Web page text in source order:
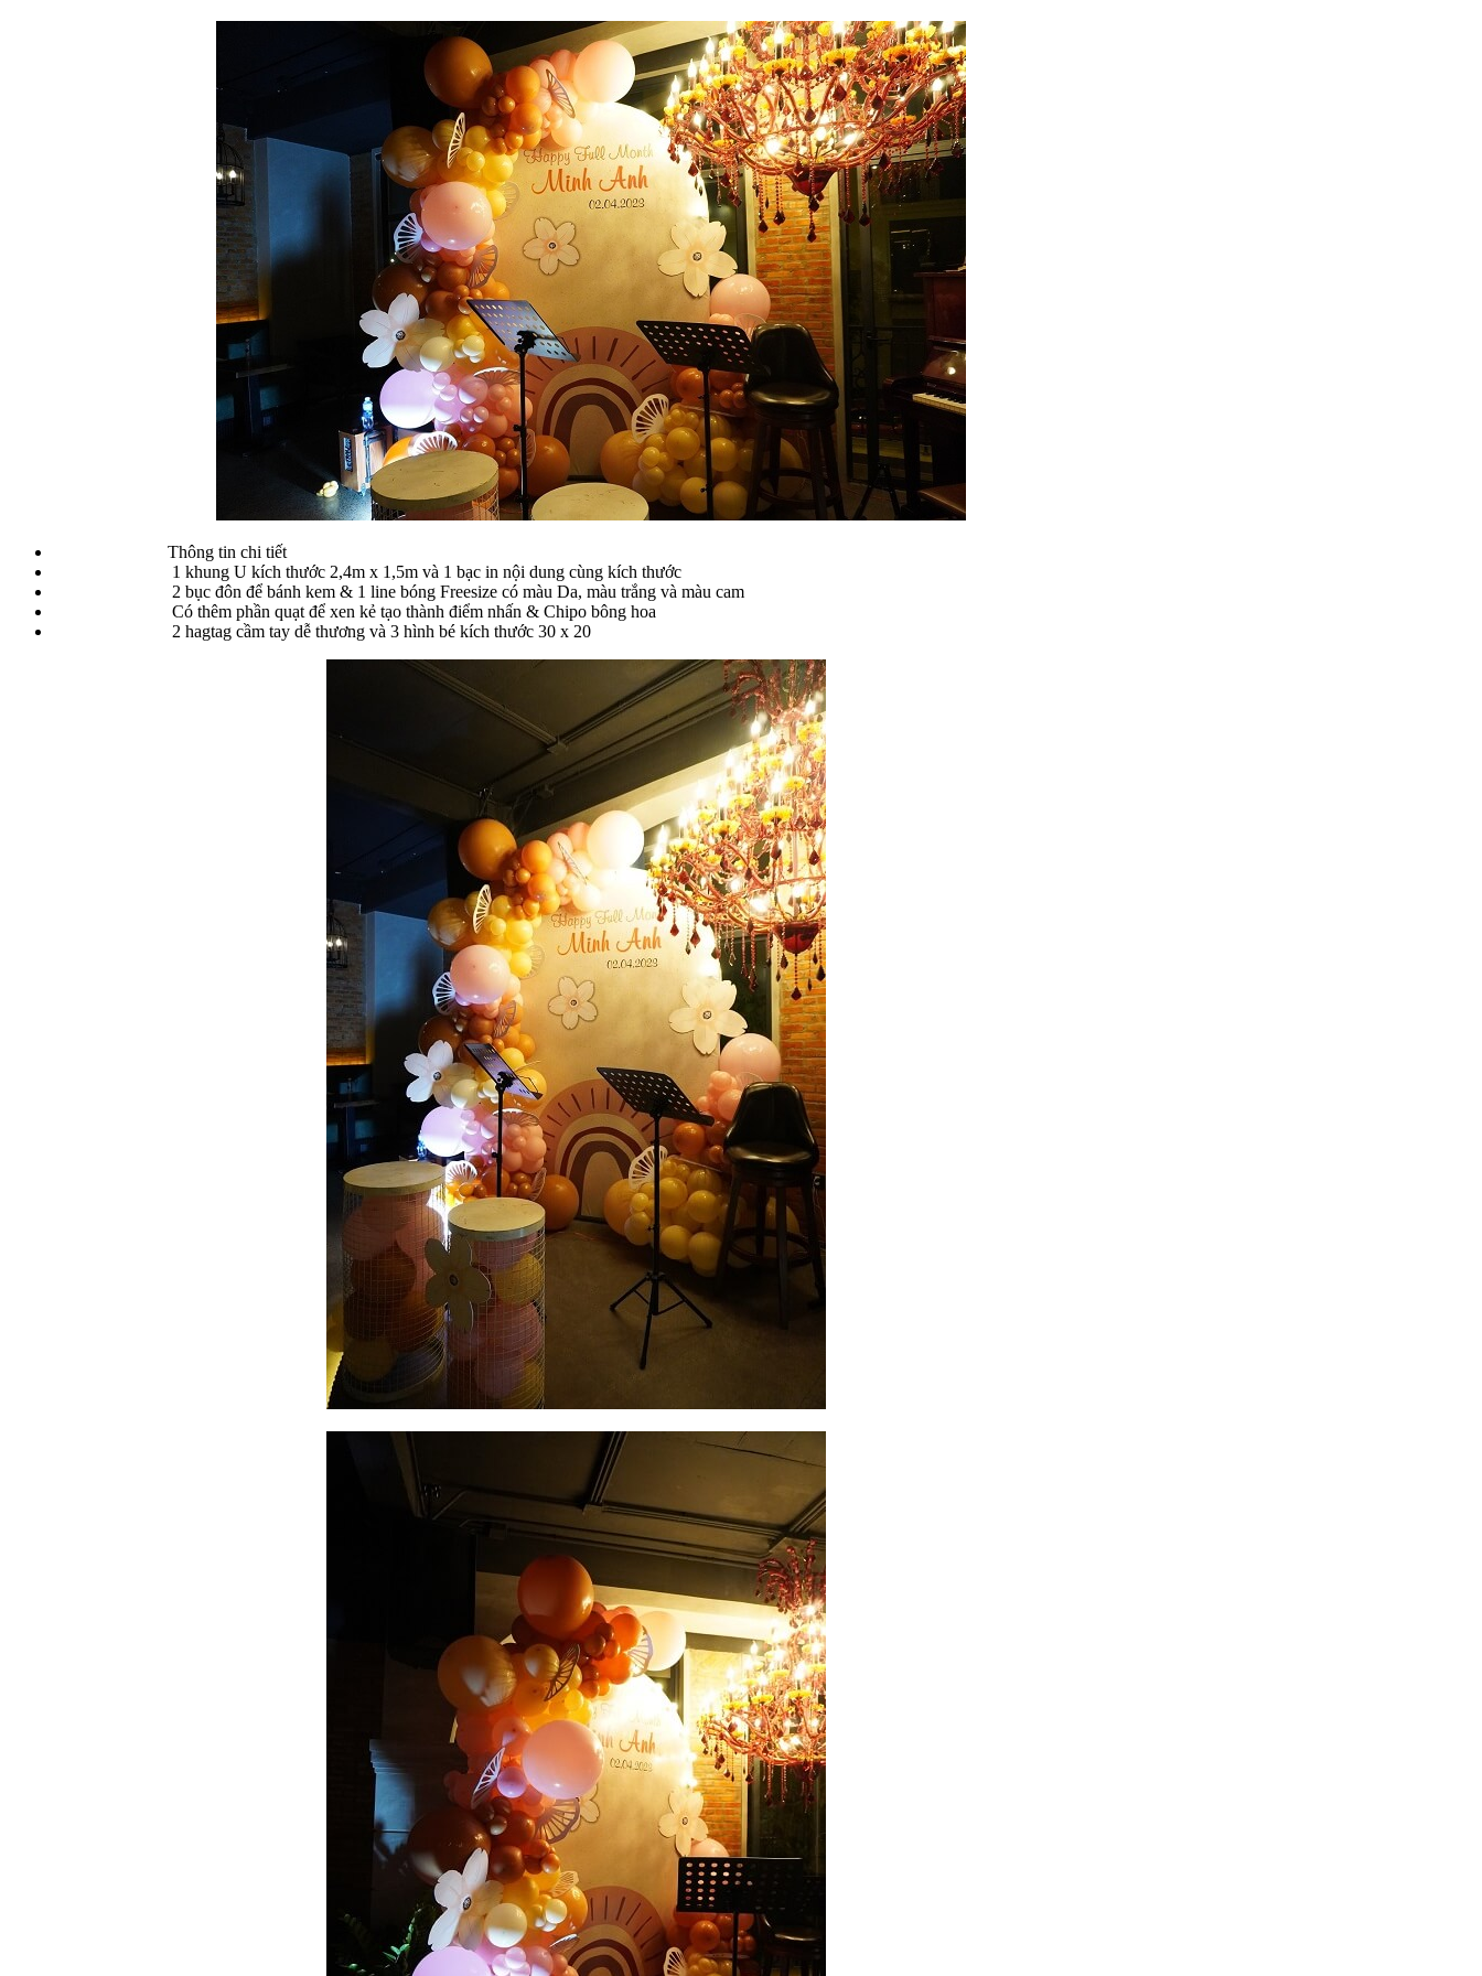
Thông tin chi tiết
1 khung U kích thước 2,4m x 1,5m và 1 bạc in nội dung cùng kích thước
2 bục đôn để bánh kem & 1 line bóng Freesize có màu Da, màu trắng và màu cam
Có thêm phần quạt để xen kẻ tạo thành điểm nhấn & Chipo bông hoa
2 hagtag cầm tay dễ thương và 3 hình bé kích thước 30 x 20